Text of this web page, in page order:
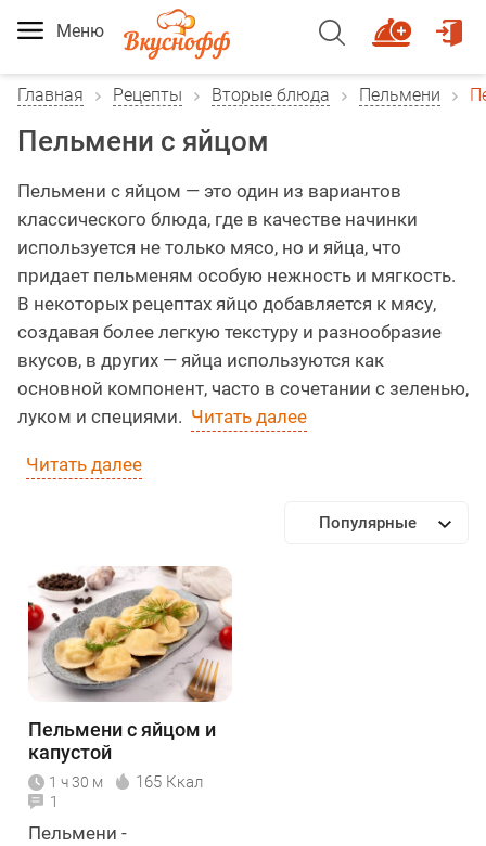
Меню
Главная Рецепты Вторые блюда Пельмени
Пельмени с яйцом
Пельмени с яйцом — это один из вариантов
классического блюда, где в качестве начинки
используется не только мясо, но и яйца, что
придает пельменям особую нежность и мягкость.
В некоторых рецептах яйцо добавляется к мясу,
создавая более легкую текстуру и разнообразие
вкусов, в других — яйца используются как
основной компонент, часто в сочетании с зеленью,
луком и специями. Читать далее
Читать далее
Популярные
Пельмени с яйцом и
капустой
1 ч 30 м 165 Ккал
1
Пельмени -